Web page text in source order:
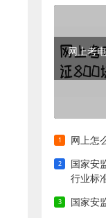
网上考
网上怎
国家安
行业标
国家安